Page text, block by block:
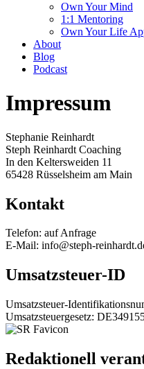
Own Your Mind
1:1 Mentoring
Own Your Life
About
Blog
Podcast
Impressum
Stephanie Reinhardt
Steph Reinhardt Coaching
In den Keltersweiden 11
65428 Rüsselsheim am Main
Kontakt
Telefon: auf Anfrage
E-Mail: info@steph-
Umsatzsteuer-ID
Umsatzsteuer-
Umsatzsteuergesetz:
Redaktionell